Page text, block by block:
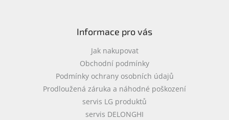
Informace pro vás
Jak nakupovat
Obchodní podmínky
Podmínky ochrany osobních údajů
Prodloužená záruka a náhodné poškození
servis LG produktů
servis DELONGHI